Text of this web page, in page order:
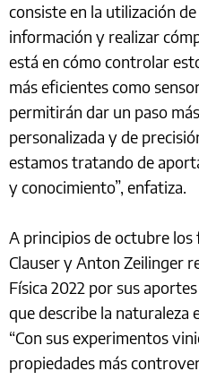
consiste en la utilización
información y realizar
está en cómo controlar
más eficientes como
permitirán dar un paso
personalizada y de
estamos tratando de
y conocimiento”, enfatiza.
A principios de octubre los
Clauser y Anton Zeilinger
Física 2022 por sus
que describe la naturaleza
“Con sus experimentos
propiedades más